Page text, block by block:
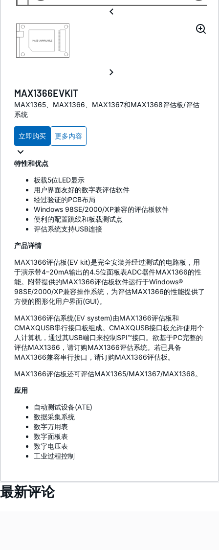
MAX1366EVKIT
MAX1365、MAX1366、MAX1367和MAX1368评估板/评估
系统
立即购买 更多内容
特性和优点
板载5位LED显示
用户界面友好的数字表评估软件
经过验证的PCB布局
Windows 98SE/2000/XP兼容的评估板软件
便利的配置跳线和板载测试点
评估系统支持USB连接
产品详情
MAX1366评估板(EV kit)是完全安装并经过测试的电路板，用
于演示带4–20mA输出的4.5位面板表ADC器件MAX1366的性
能。附带提供的MAX1366评估板软件运行于Windows®
98SE/2000/XP兼容操作系统，为评估MAX1366的性能提供了
方便的图形化用户界面(GUI)。
MAX1366评估系统(EV system)由MAX1366评估板和
CMAXQUSB串行接口板组成。CMAXQUSB接口板允许使用个
人计算机，通过其USB端口来控制SPI™接口。欲基于PC完整的
评估MAX1366，请订购MAX1366评估系统。若已具备
MAX1366兼容串行接口，请订购MAX1366评估板。
MAX1366评估板还可评估MAX1365/MAX1367/MAX1368。
应用
自动测试设备(ATE)
数据采集系统
数字万用表
数字面板表
数字电压表
工业过程控制
最新评论